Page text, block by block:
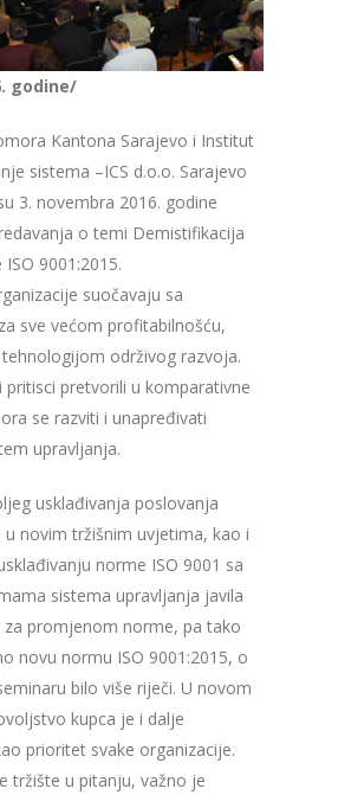
godine/
Kantona Sarajevo i Institut
sistema –ICS d.o.o. Sarajevo
3. novembra 2016. godine
o temi Demistifikacija
9001:2015.
suočavaju sa
sve većom profitabilnošću,
održivog razvoja.
pritisci pretvorili u komparativne
se razviti i unapređivati
upravljanja.
usklađivanja poslovanja
u novim tržišnim uvjetima, kao i
norme ISO 9001 sa
sistema upravljanja javila
za promjenom norme, pa tako
novu normu ISO 9001:2015, o
bilo više riječi. U novom
kupca je i dalje
prioritet svake organizacije.
tržište u pitanju, važno je